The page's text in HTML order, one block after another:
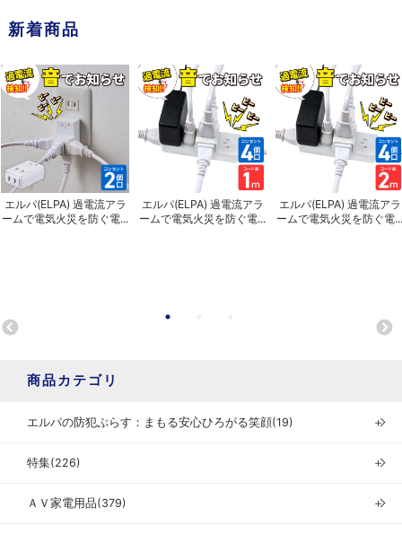
新着商品
エルパ(ELPA) 過電流アラ
ームで電気火災を防ぐ電...
エルパ(ELPA) 過電流アラ
ームで電気火災を防ぐ電...
エルパ(ELPA) 過電流アラ
ームで電気火災を防ぐ電
商品カテゴリ
エルパの防犯ぷらす：まもる安心ひろがる笑顔(19) ＋
特集(226) ＋
ＡＶ家電用品(379) ＋